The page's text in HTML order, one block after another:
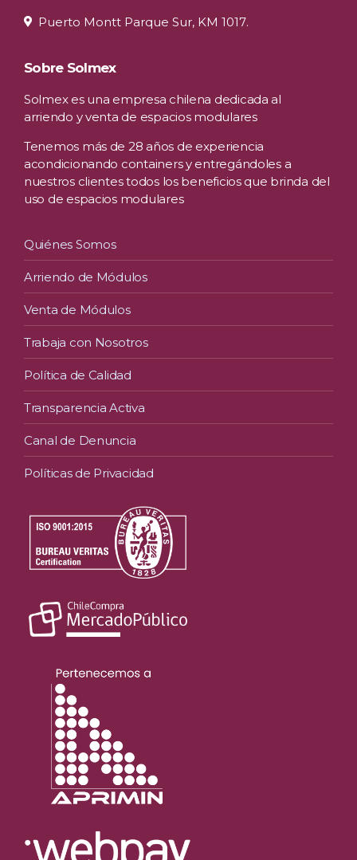
Puerto Montt Parque Sur, KM 1017.
Sobre Solmex
Solmex es una empresa chilena dedicada al
arriendo y venta de espacios modulares
Tenemos más de 28 años de experiencia
acondicionando containers y entregándoles a
nuestros clientes todos los beneficios que brinda del
uso de espacios modulares
Quiénes Somos
Arriendo de Módulos
Venta de Módulos
Trabaja con Nosotros
Política de Calidad
Transparencia Activa
Canal de Denuncia
Políticas de Privacidad